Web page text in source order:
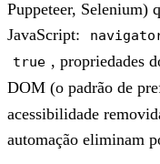
Puppeteer, Selenium)
JavaScript:
true , propriedades
DOM (o padrão de
acessibilidade
automação eliminam